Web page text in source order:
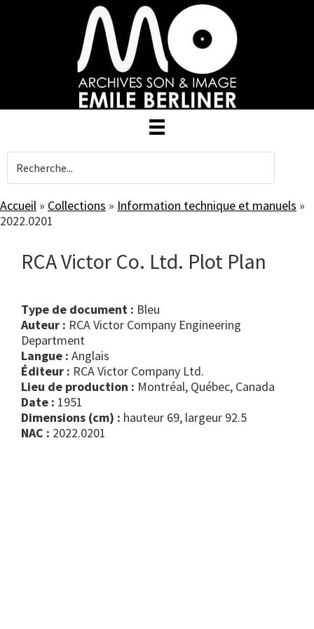
Accueil » Collections » Information technique et manuels »
2022.0201
RCA Victor Co. Ltd. Plot Plan
Type de document :
bleu
Auteur : RCA Victor Company Engineering
Department
Langue : Anglais
Éditeur : RCA Victor Company Ltd.
Lieu de production : Montréal, Québec, Canada
Date : 1951
Dimensions (cm) : hauteur 69, largeur 92.5
NAC : 2022.0201